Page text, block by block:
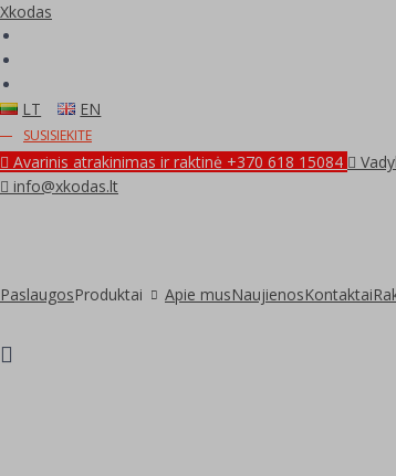
Xkodas
LT EN
SUSISIEKITE
Avarinis atrakinimas ir raktinė +370 618 15084
info@xkodas.lt
PaslaugosProduktai Apie musNaujienosKontaktai